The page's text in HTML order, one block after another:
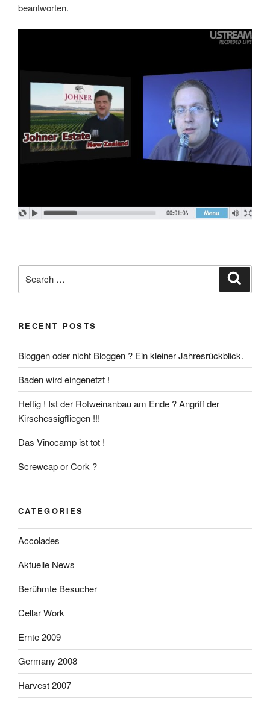
beantworten.
for:
RECENT POSTS
Bloggen oder nicht Bloggen ? Ein kleiner Jahresrückblick.
Baden wird eingenetzt !
Heftig ! Ist der Rotweinanbau am Ende ? Angriff der
Kirschessigfliegen !!!
Das Vinocamp ist tot !
Screwcap or Cork ?
CATEGORIES
Accolades
Aktuelle News
Berühmte Besucher
Cellar Work
Ernte 2009
Germany 2008
Harvest 2007